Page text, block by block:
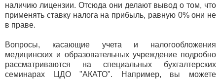
наличию лицензии. Отсюда они делают вывод о том, что
применять ставку налога на прибыль, равную 0% они не
в праве.
Вопросы, касающие учета и налогообложения
медицинских и образовательных учреждение подробно
рассматриваются на специальных бухгалтерских
семинарах ЦДО "АКАТО". Например, вы можете